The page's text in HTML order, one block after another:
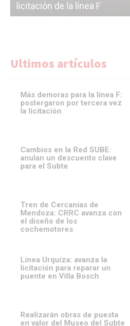
licitación de la línea F
Ultimos artículos
Más demoras para la línea F:
postergaron por tercera vez
la licitación
Cambios en la Red SUBE:
anulan un descuento clave
para el Subte
Tren de Cercanías de
Mendoza: CRRC avanza con
el diseño de los
cochemotores
Línea Urquiza: avanza la
licitación para reparar un
puente en Villa Bosch
Realizarán obras de puesta
en valor del Museo del Subte